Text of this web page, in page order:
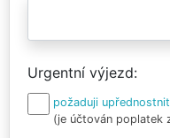
Urgentní výjezd
požaduji
(je účtován poplatek